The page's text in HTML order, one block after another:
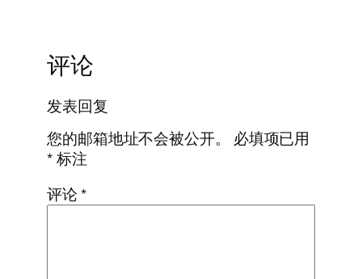
评论
发表回复
您的邮箱地址不会被公开。
必填项已用
*标注
评论*